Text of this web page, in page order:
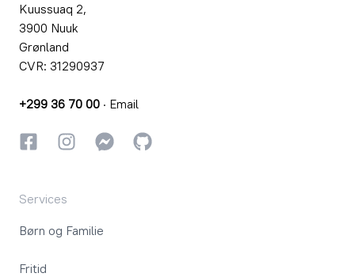
Kuussuaq 2,
3900 Nuuk
Grønland
CVR: 31290937
+299 36 70 00 · Email
FacebookInstagramInstagram
GitHub
Services
Børn og Familie
Fritid